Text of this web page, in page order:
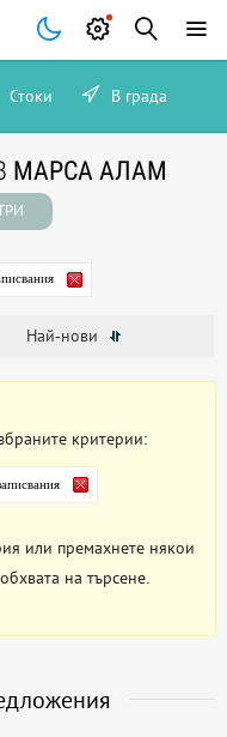
Стоки В града
МАРСА АЛАМ
Най-нови
критерии:
или премахнете някои
на търсене.